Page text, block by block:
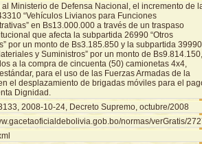
al Ministerio de Defensa Nacional, el incremento de
“Vehículos Livianos para Funciones
en Bs13.000.000 a través de un traspaso
que afecta la subpartida 26990 “Otros
por un monto de Bs3.185.850 y la subpartida 39990
y Suministros” por un monto de
a la compra de cincuenta (50) camionetas 4x4,
para el uso de las Fuerzas Armadas de la
el desplazamiento de brigadas móviles para el
Dignidad.
2008-10-24, Decreto Supremo, octubre/2008
normas/verGratis/